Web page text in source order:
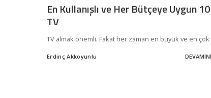
En Kullanışlı ve Her Bütçeye Uygun
TV
TV almak önemli. Fakat her zaman en büyük ve en çok
Posted
Erdinç Akkoyunlu